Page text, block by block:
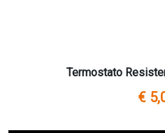
Termostato
€